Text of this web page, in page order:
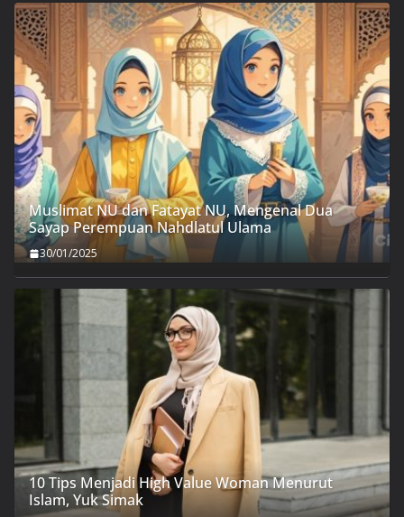
Muslimat NU dan Fatayat NU, Mengenal Dua
Sayap Perempuan Nahdlatul Ulama
30/01/2025
10 Tips Menjadi High Value Woman Menurut
Islam, Yuk Simak